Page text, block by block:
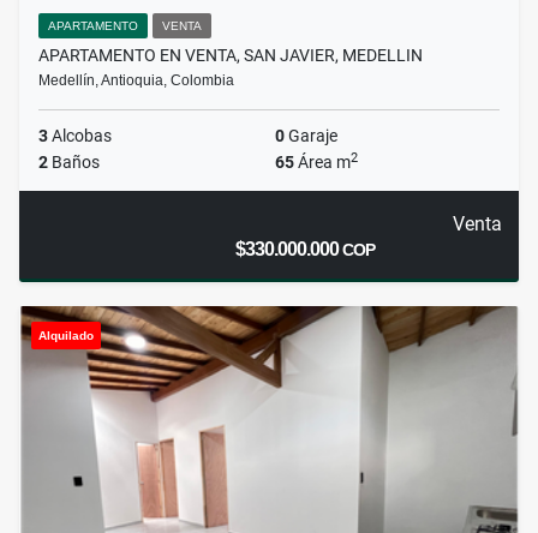
APARTAMENTO VENTA
APARTAMENTO EN VENTA, SAN JAVIER, MEDELLIN
Medellín, Antioquia, Colombia
3Alcobas 0Garaje
2 Baños 65Área m2
Venta
$330.000.000COP
Alquilado